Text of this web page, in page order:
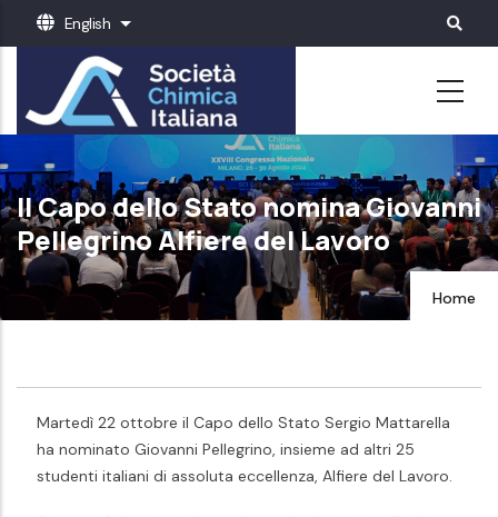
content
English List additional actions
Il Capo dello Stato nomina Giovanni
Pellegrino Alfiere del Lavoro
Home
Martedì 22 ottobre il Capo dello Stato Sergio Mattarella
ha nominato Giovanni Pellegrino, insieme ad altri 25
studenti italiani di assoluta eccellenza, Alfiere del Lavoro.